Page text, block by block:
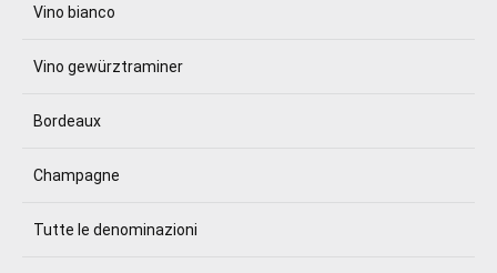
Vino bianco
Vino gewürztraminer
Bordeaux
Champagne
Tutte le denominazioni